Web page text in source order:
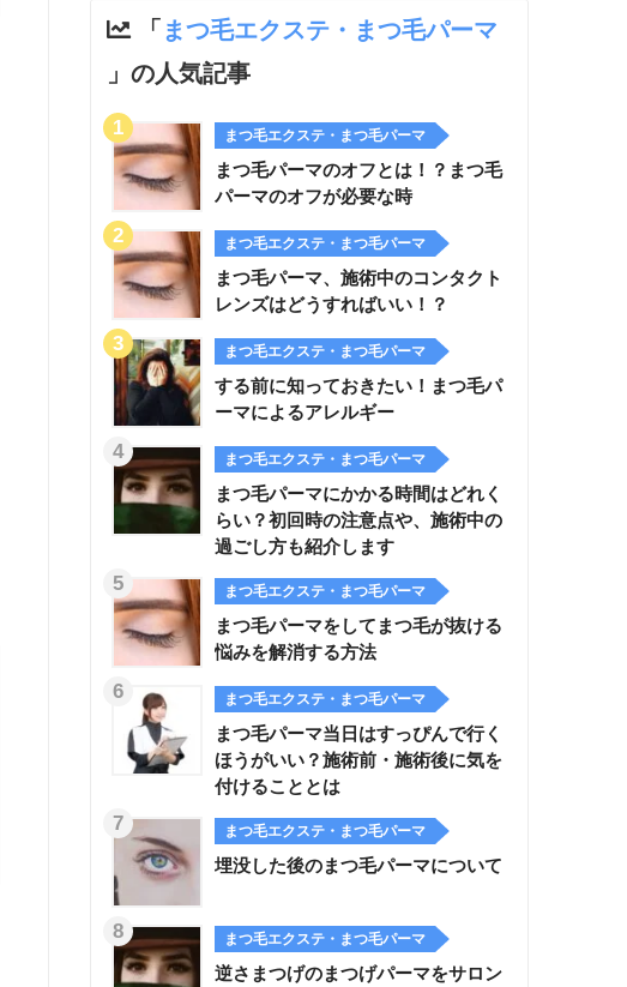
「 まつ毛エクステ・まつ毛パーマ
」の人気記事
まつ毛エクステ・まつ毛パーマ
まつ毛パーマのオフとは！？まつ毛
パーマのオフが必要な時
まつ毛エクステ・まつ毛パーマ
まつ毛パーマ、施術中のコンタクト
レンズはどうすればいい！？
まつ毛エクステ・まつ毛パーマ
する前に知っておきたい！まつ毛パ
ーマによるアレルギー
まつ毛エクステ・まつ毛パーマ
まつ毛パーマにかかる時間はどれく
らい？初回時の注意点や、施術中の
過ごし方も紹介します
まつ毛エクステ・まつ毛パーマ
まつ毛パーマをしてまつ毛が抜ける
悩みを解消する方法
まつ毛エクステ・まつ毛パーマ
まつ毛パーマ当日はすっぴんで行く
ほうがいい？施術前・施術後に気を
付けることとは
まつ毛エクステ・まつ毛パーマ
埋没した後のまつ毛パーマについて
まつ毛エクステ・まつ毛パーマ
逆さまつげのまつげパーマをサロン